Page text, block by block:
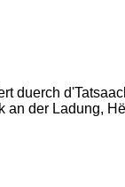
duerch
der Ladung,